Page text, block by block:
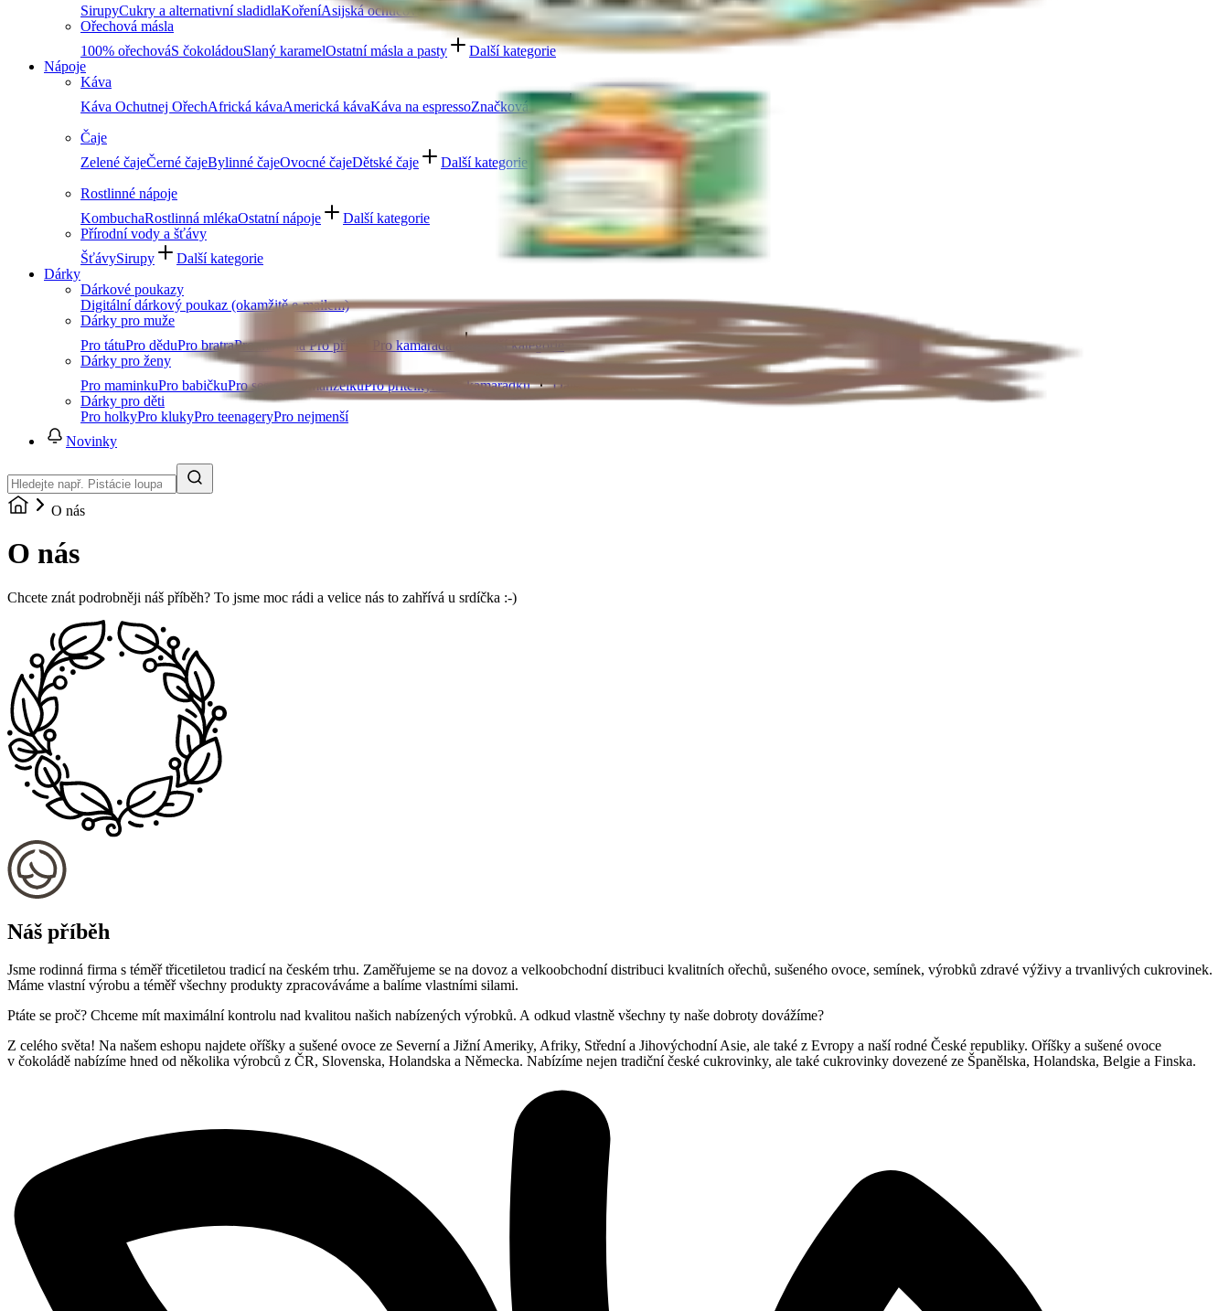
SirupyCukry a alternativní sladidlaKořeníAsijská ochucovadla
Další kategorie
Ořechová másla
100% ořechováS čokoládouSlaný karamelOstatní másla a pasty
Další kategorie
Nápoje
Káva
Káva Ochutnej OřechAfrická kávaAmerická kávaKáva na espressoZnačková káva
Další kategorie
Čaje
Zelené čajeČerné čajeBylinné čajeOvocné čajeDětské čaje
Další kategorie
Rostlinné nápoje
KombuchaRostlinná mlékaOstatní nápoje
Další kategorie
Přírodní vody a šťávy
ŠťávySirupy
Další kategorie
Dárky
Dárkové poukazy
Digitální dárkový poukaz (okamžitě e-mailem)
Dárky pro muže
Pro tátuPro děduPro bratraPro manželaPro přítele Pro kamaráda
Další kategorie
Dárky pro ženy
Pro maminkuPro babičkuPro sestru Pro manželkuPro přítelkyni Pro kamarádku
Další kategorie
Dárky pro děti
Pro holkyPro klukyPro teenageryPro nejmenší
Novinky
O nás
O nás
Chcete znát podrobněji náš příběh? To jsme moc rádi a velice nás to zahřívá u srdíčka :-)
Náš příběh
Jsme rodinná firma s téměř třicetiletou tradicí na českém trhu. Zaměřujeme se na dovoz a velkoobchodní distribuci kvalitních ořechů, sušeného ovoce, semínek, výrobků zdravé výživy a trvanlivých cukrovinek.
Máme vlastní výrobu a téměř všechny produkty zpracováváme a balíme vlastními silami.
Ptáte se proč? Chceme mít maximální kontrolu nad kvalitou našich nabízených výrobků. A odkud vlastně všechny ty naše dobroty dovážíme?
Z celého světa! Na našem eshopu najdete oříšky a sušené ovoce ze Severní a Jižní Ameriky, Afriky, Střední a Jihovýchodní Asie, ale také z Evropy a naší rodné České republiky. Oříšky a sušené ovoce
v čokoládě nabízíme hned od několika výrobců z ČR, Slovenska, Holandska a Německa. Nabízíme nejen tradiční české cukrovinky, ale také cukrovinky dovezené ze Španělska, Holandska, Belgie a Finska.